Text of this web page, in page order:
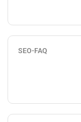
SEO-FAQ